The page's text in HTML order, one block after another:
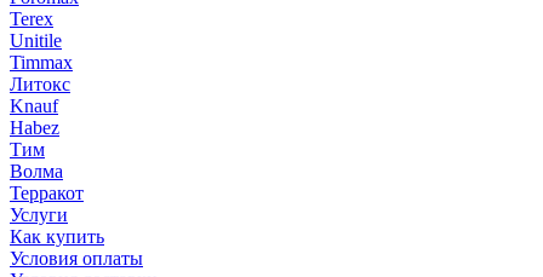
Terex
Unitile
Timmax
Литокс
Knauf
Habez
Тим
Волма
Терракот
Услуги
Как купить
Условия оплаты